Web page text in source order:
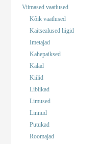
Viimased vaatlused
Kõik vaatlused
Kaitsealused liigid
Imetajad
Kahepaiksed
Kalad
Kiilid
Liblikad
Limused
Linnud
Putukad
Roomajad